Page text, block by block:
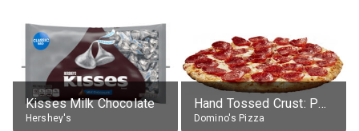
Kisses Milk Chocolate
Hershey's
Hand Tossed Crust: Pepperoni Pizza (Large 14")
Domino's Pizza